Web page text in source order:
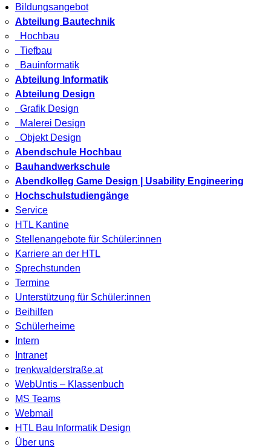
Bildungsangebot
Abteilung Bautechnik
Hochbau
Tiefbau
Bauinformatik
Abteilung Informatik
Abteilung Design
Grafik Design
Malerei Design
Objekt Design
Abendschule Hochbau
Bauhandwerkschule
Abendkolleg Game Design | Usability Engineering
Hochschulstudiengänge
Service
HTL Kantine
Stellenangebote für Schüler:innen
Karriere an der HTL
Sprechstunden
Termine
Unterstützung für Schüler:innen
Beihilfen
Schülerheime
Intern
Intranet
trenkwalderstraße.at
WebUntis – Klassenbuch
MS Teams
Webmail
HTL Bau Informatik Design
Über uns